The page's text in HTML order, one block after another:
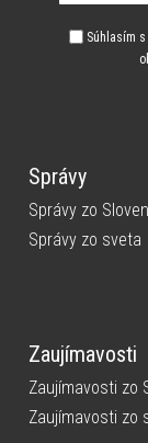
Súhlasím s
Správy
Správy zo
Správy zo sveta
Zaujímavosti
Zaujímavosti zo
Zaujímavosti zo